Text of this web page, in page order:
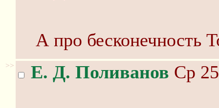
А про бесконечность
>> Е. Д. Поливанов Ср